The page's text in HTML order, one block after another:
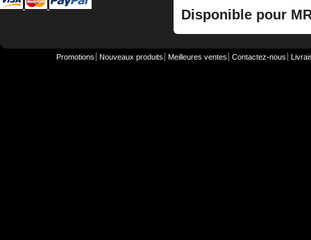
Disponible pour
Promotions Nouveaux produits Meilleures ventes Contactez-nous